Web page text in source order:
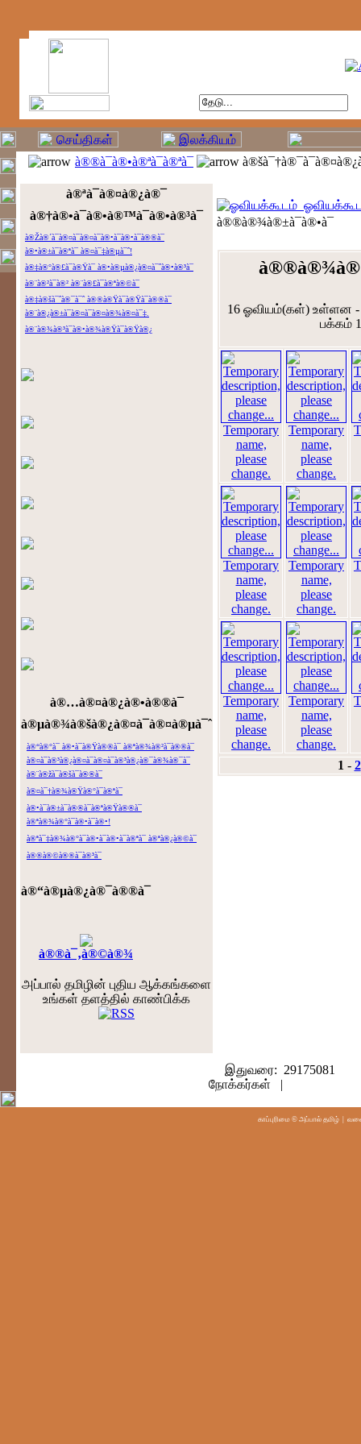
à®®à¯à®•à®ªà¯à®ªà¯
à®ªà¯à®¤à®¿à®¯
à®†à®•à¯à®•à®™à¯à®•à®³à¯
à®Žà®´à¯à®¤à¯à®¤à¯à®•à¯à®•à¯à®®à¯
à®•à®±à¯à®ªà¯ à®¤à¯‡à®µà¯ˆ!
à®‡à®°à®£à¯à®Ÿà¯ à®•à®µà®¿à®¤à¯ˆà®•à®³à¯
à®¨à®²à¯à®² à®¨à®£à¯à®ªà®©à¯
à®‡à®šà¯ˆà®¯à¯ˆ à®®à®Ÿà¯à®Ÿà¯à®®à¯
à®¨à®¿à®±à¯à®¤à¯à®¤à®¾à®¤à¯‡.
à®¨à®¾à®³à¯à®•à®¾à®Ÿà¯à®Ÿà®¿
à®…à®¤à®¿à®•à®®à¯
à®µà®¾à®šà®¿à®¤à¯à®¤à®µà¯ˆ
à®“à®°à¯ à®•à¯à®Ÿà®®à¯ à®ªà®¾à®²à¯à®®à¯
à®¤à¯à®³à®¿à®¤à¯à®¤à¯à®³à®¿à®¯à®¾à®¯à¯
à®¨à®žà¯à®šà¯à®®à¯
à®¤à¯†à®¾à®Ÿà®°à¯à®ªà¯
à®•à¯à®±à¯à®®à¯à®ªà®Ÿà®®à¯
à®ªà®¾à®°à¯à®•à¯à®•!
à®ªà¯‡à®¾à®°à¯à®•à¯à®•à¯à®ªà¯ à®ªà®¿à®©à¯
à®®à®©à®®à¯à®³à¯
à®“à®µà®¿à®¯à®®à¯
à®®à¯‚à®©à®¾
அப்பால் தமிழின் புதிய ஆக்கங்களை
உங்கள் தளத்தில் காண்பிக்க
à®®à®¾à®±à¯à®•à¯
16 ஓவியம்(கள்) உள்ளன -
பக்கம்
Temporary
name,
please
change.
Temporary
name,
please
change.
Temporary
name,
please
change.
Temporary
name,
please
change.
Temporary
name,
please
change.
Temporary
name,
please
change.
1 - 2
இதுவரை: 29175081
நோக்கர்கள் |
காப்புரிமை © அப்பால் தமிழ்|